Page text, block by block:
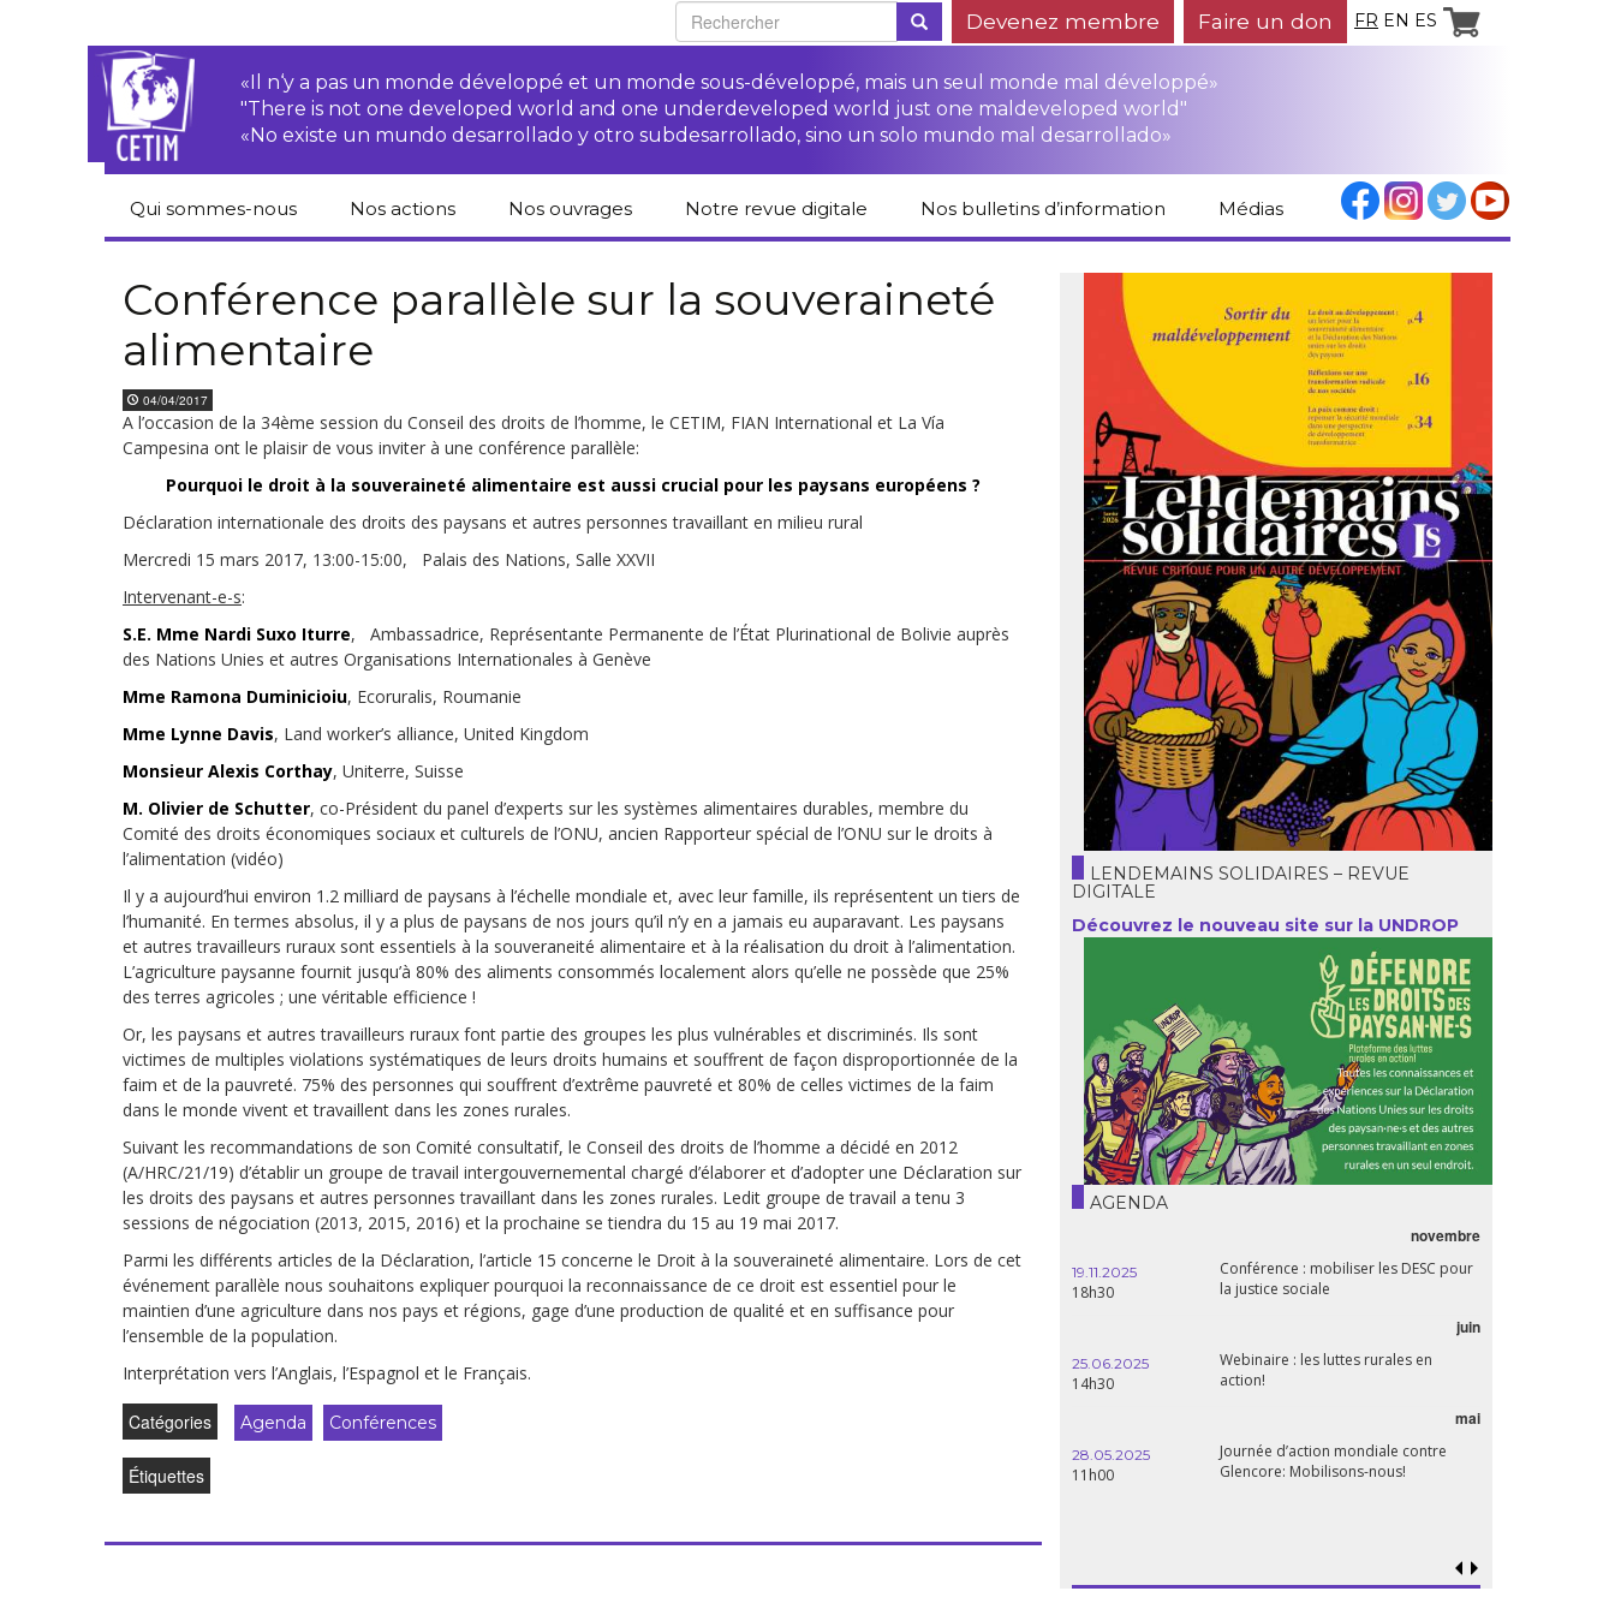
Devenez membre Faire un don FR EN ES
«Il n‘y a pas un monde développé et un monde sous-développé, mais un seul monde mal développé»
"There is not one developed world and one underdeveloped world just one maldeveloped world"
«No existe un mundo desarrollado y otro subdesarrollado, sino un solo mundo mal desarrollado»
Qui sommes-nous
Équipe
Newsletters
Rapports d’activités
Statuts
Nos actions
“Protéger les droits
des paysan.nes”
Fiches de formation
sur les droits des
paysan.nes
transnationales
Accès à la justice
pour les victimes des
STN
environnementale et liens
Droits économiques,
sociaux et culturels
Droit au
développement
Par pays Argentine
Colombie
Cuba
Equateur
France
Haïti
Madagascar
Nigeria
Palestine
Venezuela
Déclarations à l’ONU
Conférences
Archives à
disposition
Nos ouvrages
du CETIM
Hors-série
Publications droits
humains
Collection droits
humains
Notre revue digitale
développement
Nos bulletins d’information Médias
Revue de presse
Conférence parallèle sur la souveraineté
alimentaire
04/04/2017
A l’occasion de la 34ème session du Conseil des droits de l’homme, le CETIM, FIAN International et La Vía
Campesina ont le plaisir de vous inviter à une conférence parallèle:
Pourquoi le droit à la souveraineté alimentaire est aussi crucial pour les paysans européens ?
Déclaration internationale des droits des paysans et autres personnes travaillant en milieu rural
Mercredi 15 mars 2017, 13:00-15:00, Palais des Nations, Salle XXVII
Intervenant-e-s:
S.E. Mme Nardi Suxo Iturre, Ambassadrice, Représentante Permanente de l’État Plurinational de Bolivie auprès
des Nations Unies et autres Organisations Internationales à Genève
Mme Ramona Duminicioiu, Ecoruralis, Roumanie
Mme Lynne Davis, Land worker’s alliance, United Kingdom
Monsieur Alexis Corthay, Uniterre, Suisse
M. Olivier de Schutter, co-Président du panel d’experts sur les systèmes alimentaires durables, membre du
Comité des droits économiques sociaux et culturels de l’ONU, ancien Rapporteur spécial de l’ONU sur le droits à
l’alimentation (vidéo)
Il y a aujourd’hui environ 1.2 milliard de paysans à l’échelle mondiale et, avec leur famille, ils représentent un tiers de
l’humanité. En termes absolus, il y a plus de paysans de nos jours qu’il n’y en a jamais eu auparavant. Les paysans
et autres travailleurs ruraux sont essentiels à la souveraneité alimentaire et à la réalisation du droit à l’alimentation.
L’agriculture paysanne fournit jusqu’à 80% des aliments consommés localement alors qu’elle ne possède que 25%
des terres agricoles ; une véritable efficience !
Or, les paysans et autres travailleurs ruraux font partie des groupes les plus vulnérables et discriminés. Ils sont
victimes de multiples violations systématiques de leurs droits humains et souffrent de façon disproportionnée de la
faim et de la pauvreté. 75% des personnes qui souffrent d’extrême pauvreté et 80% de celles victimes de la faim
dans le monde vivent et travaillent dans les zones rurales.
Suivant les recommandations de son Comité consultatif, le Conseil des droits de l’homme a décidé en 2012
(A/HRC/21/19) d’établir un groupe de travail intergouvernemental chargé d’élaborer et d’adopter une Déclaration sur
les droits des paysans et autres personnes travaillant dans les zones rurales. Ledit groupe de travail a tenu 3
sessions de négociation (2013, 2015, 2016) et la prochaine se tiendra du 15 au 19 mai 2017.
Parmi les différents articles de la Déclaration, l’article 15 concerne le Droit à la souveraineté alimentaire. Lors de cet
événement parallèle nous souhaitons expliquer pourquoi la reconnaissance de ce droit est essentiel pour le
maintien d’une agriculture dans nos pays et régions, gage d’une production de qualité et en suffisance pour
l’ensemble de la population.
Interprétation vers l’Anglais, l’Espagnol et le Français.
Catégories Agenda Conférences
Étiquettes
LENDEMAINS SOLIDAIRES – REVUE
DIGITALE
Découvrez le nouveau site sur la UNDROP
AGENDA
novembre
19.11.2025
18h30
Conférence : mobiliser les DESC pour
la justice sociale
juin
25.06.2025
14h30
Webinaire : les luttes rurales en
action!
mai
28.05.2025
11h00
Journée d’action mondiale contre
Glencore: Mobilisons-nous!